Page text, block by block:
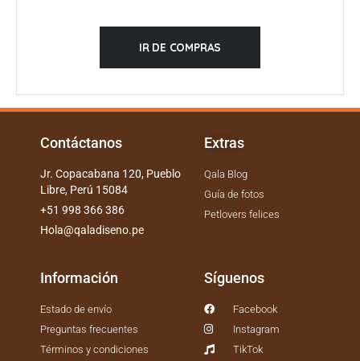
IR DE COMPRAS
Contáctanos
Jr. Copacabana 120, Pueblo
Libre, Perú 15084
+51 998 366 386
Hola@qaladiseno.pe
Extras
Qala Blog
Guía de fotos
Petlovers felices
Información
Estado de envío
Preguntas frecuentes
Términos y condiciones
Síguenos
Facebook
Instagram
TikTok